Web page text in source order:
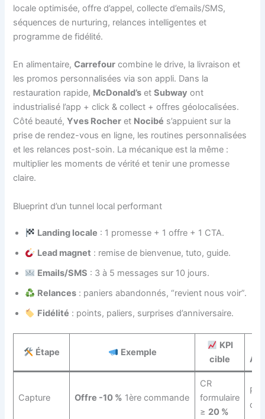
locale optimisée, offre d’appel, collecte d’emails/SMS,
séquences de nurturing, relances intelligentes et
programme de fidélité.
En alimentaire,Carrefour combine le drive, la livraison et
les promos personnalisées via son appli. Dans la
restauration rapide, McDonald’s etSubway ont
industrialisé l’app + click & collect + offres géolocalisées.
Côté beauté,Yves Rocher et Nocibé s’appuient sur la
prise de rendez-vous en ligne, les routines personnalisées
et les relances post-soin. La mécanique est la même :
multiplier les moments de vérité et tenir une promesse
claire.
Blueprint d’un tunnel local performant
Landing locale : 1 promesse + 1 offre + 1 CTA.
Lead magnet : remise de bienvenue, tuto, guide.
Emails/SMS : 3 à 5 messages sur 10 jours.
Relances : paniers abandonnés, “revient nous voir”.
Fidélité : points, paliers, surprises d’anniversaire.
Étape Exemple
KPI
cible
Capture Offre -10 % 1ère commande
CR
formulaire
≥ 20 %